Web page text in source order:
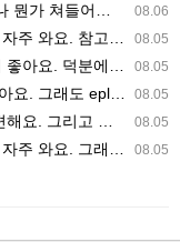
08.06
지 저걸 전쟁준비라고 하…
08.05
인할 때 출처 꼭 체크해요.…
08.05
중계 채널 먼저 찾아봐요. …
08.05
널 먼저 찾아봐요. 북마크…
08.05
때 출처 꼭 체크해요. 앞…
08.05
비스로 봐야 안전해요. 다음…